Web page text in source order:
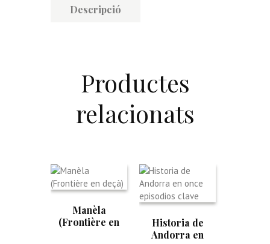
Descripció
Productes
relacionats
Manèla
(Frontière en
Historia de
Andorra en